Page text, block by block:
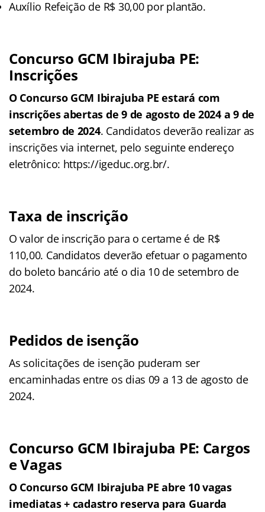
Auxílio Refeição de R$ 30,00 por plantão.
Concurso GCM Ibirajuba PE:
Inscrições
O Concurso GCM Ibirajuba PE estará com
inscrições abertas de 9 de agosto de 2024 a 9 de
setembro de 2024. Candidatos deverão realizar as
inscrições via internet, pelo seguinte endereço
eletrônico: https://igeduc.org.br/.
Taxa de inscrição
O valor de inscrição para o certame é de R$
110,00. Candidatos deverão efetuar o pagamento
do boleto bancário até o dia 10 de setembro de
2024.
Pedidos de isenção
As solicitações de isenção puderam ser
encaminhadas entre os dias 09 a 13 de agosto de
2024.
Concurso GCM Ibirajuba PE: Cargos
e Vagas
O Concurso GCM Ibirajuba PE abre 10 vagas
imediatas + cadastro reserva para Guarda